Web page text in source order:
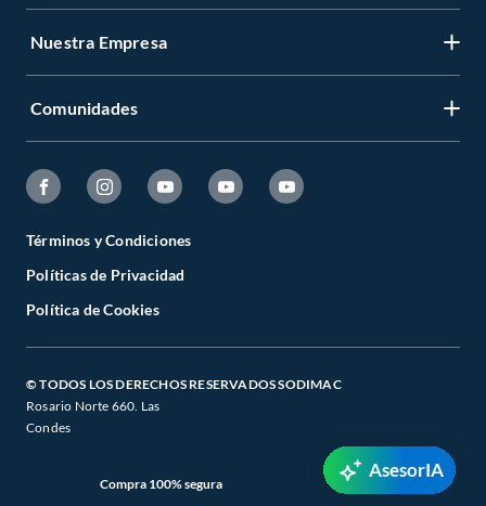
Nuestra Empresa
Comunidades
Términos y Condiciones
Políticas de Privacidad
Política de Cookies
© TODOS LOS DERECHOS RESERVADOS SODIMAC
Rosario Norte 660. Las
Condes
Compra 100% segura
AsesorIA